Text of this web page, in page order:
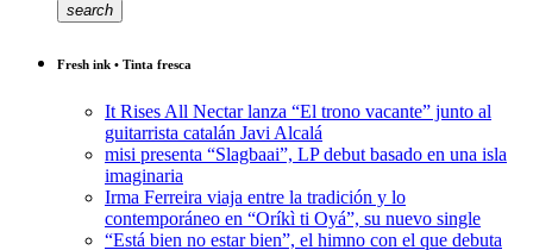
search
Fresh ink • Tinta fresca
It Rises All Nectar lanza “El trono vacante” junto al
guitarrista catalán Javi Alcalá
misi presenta “Slagbaai”, LP debut basado en una isla
imaginaria
Irma Ferreira viaja entre la tradición y lo
contemporáneo en “Oríkì ti Oyá”, su nuevo single
“Está bien no estar bien”, el himno con el que debuta